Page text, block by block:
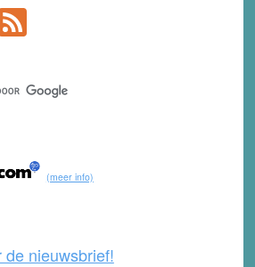
o
F
e
d
(meer info)
nieuwsbrief!